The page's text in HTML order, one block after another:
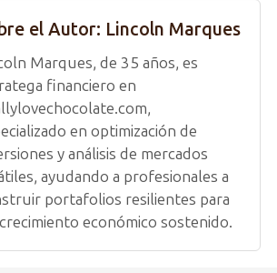
el Autor: Lincoln Marques
Marques, de 35 años, es
financiero en
en optimización de
y análisis de mercados
ayudando a profesionales a
portafolios resilientes para
económico sostenido.